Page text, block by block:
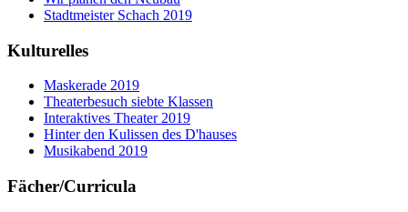
Stadtmeister Schach 2019
Kulturelles
Maskerade 2019
Theaterbesuch siebte Klassen
Interaktives Theater 2019
Hinter den Kulissen des D'hauses
Musikabend 2019
Fächer/Curricula